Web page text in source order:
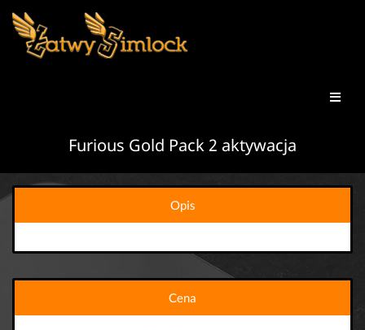
Furious Gold Pack 2 aktywacja
Opis
Cena